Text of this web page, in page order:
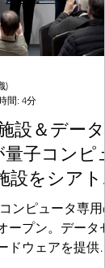
設＆データ
子コンピュ
設をシアト
タセンター
ウェアを提
も進める
ンピュータ専用
プン。データセ
ドウェアを提供し
)
間: 4分